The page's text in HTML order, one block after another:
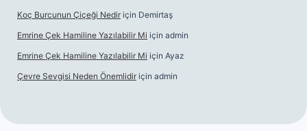
Koç Burcunun Çiçeği Nedir için Demirtaş
Emrine Çek Hamiline Yazılabilir Mi için admin
Emrine Çek Hamiline Yazılabilir Mi için Ayaz
Çevre Sevgisi Neden Önemlidir için admin